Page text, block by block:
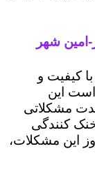
امین شهر
کیفیت و
است این
مشکلاتی
کنندگی
این مشکلات،